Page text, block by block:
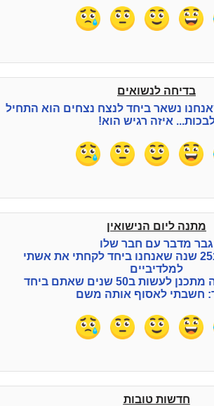
בדיחה לנשואים
נשאר ביחד לנצח נצחים הוא התחיל
איזה רגיש הוא!
מתנה ליום הנישואין
גבר מדבר עם חבר שלו
הגבר: תקשיב ב25 שנה שאנחנו ביחד לקחתי את אשתי
למלדיביים
ב50 שנים שאתם ביחד
חשבתי לאסוף אותה משם
חדשות טובות